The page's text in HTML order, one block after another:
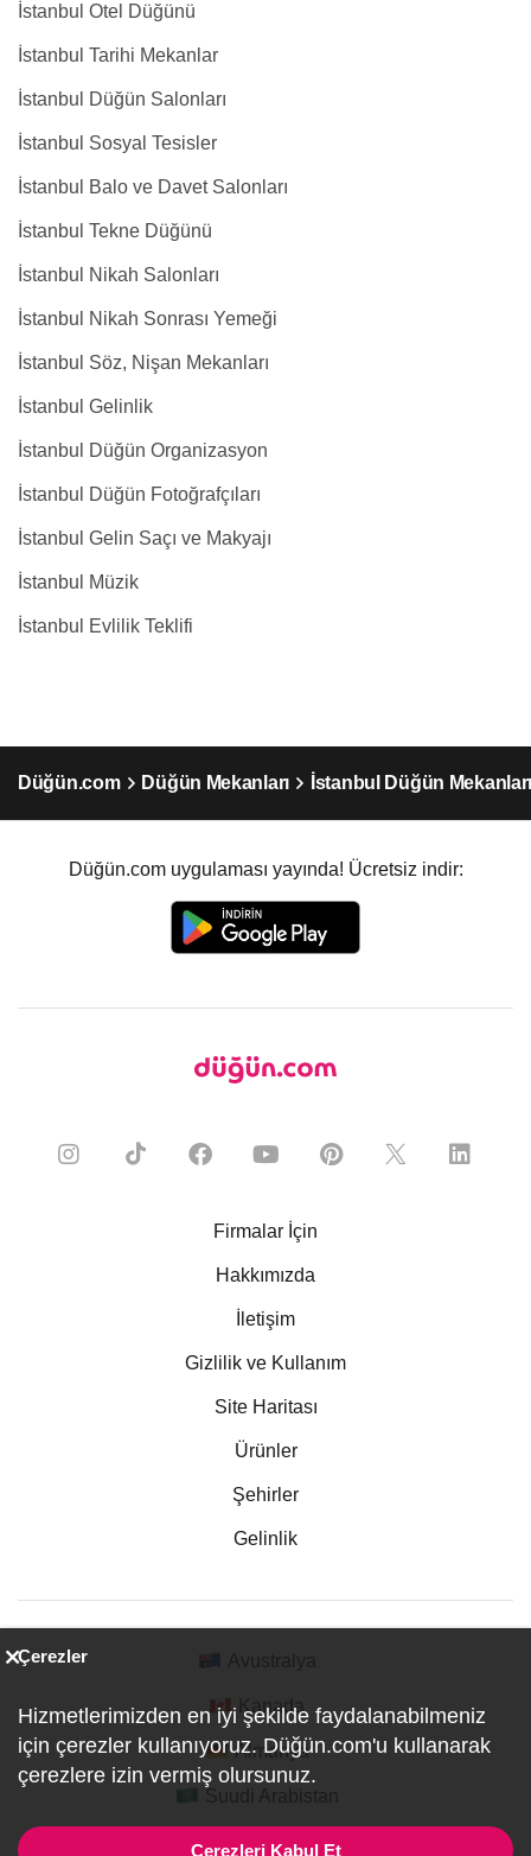
İstanbul Otel Düğünü
İstanbul Tarihi Mekanlar
İstanbul Düğün Salonları
İstanbul Sosyal Tesisler
İstanbul Balo ve Davet Salonları
İstanbul Tekne Düğünü
İstanbul Nikah Salonları
İstanbul Nikah Sonrası Yemeği
İstanbul Söz, Nişan Mekanları
İstanbul Gelinlik
İstanbul Düğün Organizasyon
İstanbul Düğün Fotoğrafçıları
İstanbul Gelin Saçı ve Makyajı
İstanbul Müzik
İstanbul Evlilik Teklifi
Düğün.com Düğün Mekanları İstanbul Düğün
Düğün.com uygulaması yayında! Ücretsiz indir:
Firmalar İçin
Hakkımızda
İletişim
Gizlilik ve Kullanım
Site Haritası
Ürünler
Şehirler
Gelinlik
Kanada
Almanya
Çerezler
Hizmetlerimizden en iyi şekilde faydalanabilmeniz
için çerezler kullanıyoruz. Düğün.com'u kullanarak
çerezlere izin vermiş olursunuz.
Çerezleri Kabul Et